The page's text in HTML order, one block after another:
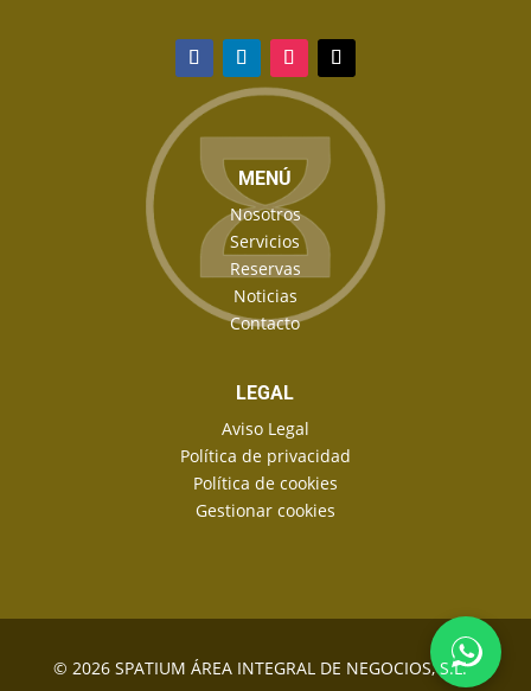
MENÚ
Nosotros
Servicios
Reservas
Noticias
Contacto
LEGAL
Aviso Legal
Política de privacidad
Política de cookies
Gestionar cookies
© 2026 SPATIUM ÁREA INTEGRAL DE NEGOCIOS, S.L.